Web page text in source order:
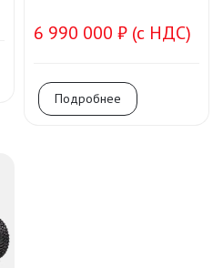
6 990 000 ₽ (с НДС)
Подробнее